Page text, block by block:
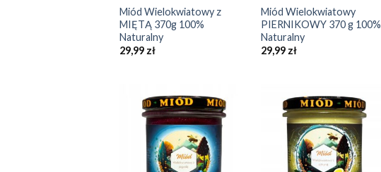
Miód Wielokwiatowy z
MIĘTĄ 370g 100%
Naturalny
29,99 zł
Miód Wielokwiatowy
PIERNIKOWY 370 g 100%
Naturalny
29,99 zł
Add to
Wishlist
Add to
Wishlist